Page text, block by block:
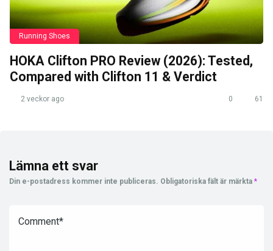
Running Shoes
HOKA Clifton PRO Review (2026): Tested,
Compared with Clifton 11 & Verdict
2 veckor ago 0 61
Lämna ett svar
Din e-postadress kommer inte publiceras. Obligatoriska fält är märkta *